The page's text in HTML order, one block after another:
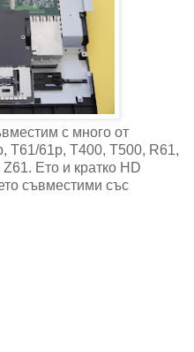
с много от
T61/61p, T400, T500, R61,
Ето и кратко HD
съвместими със